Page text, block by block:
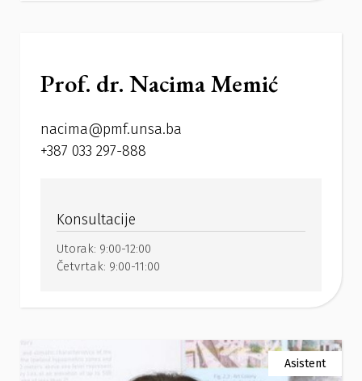
Prof. dr. Nacima Memić
nacima@pmf.unsa.ba
+387 033 297-888
Konsultacije
Utorak: 9:00-12:00
Četvrtak: 9:00-11:00
Asistent